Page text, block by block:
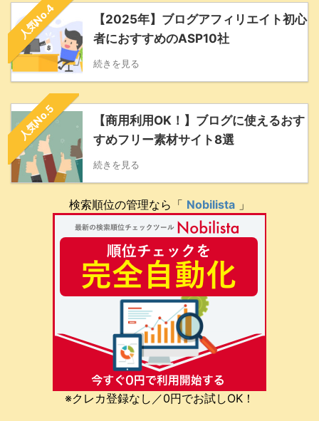
人気No.4
【2025年】ブログアフィリエイト初心
者におすすめのASP10社
続きを見る
人気No.5
【商用利用OK！】ブログに使えるおす
すめフリー素材サイト8選
続きを見る
検索順位の管理なら「 Nobilista 」
※クレカ登録なし／0円でお試しOK！